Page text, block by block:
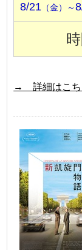
8/21 （金）～
→ 詳細はこち